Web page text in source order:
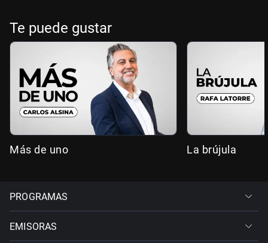
Te puede gustar
Más de uno La brújula
PROGRAMAS
EMISORAS